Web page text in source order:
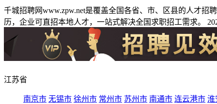
千城招聘网www.zpw.net是覆盖全国各省、市、区县的人才
历，企业可直招本地人才，一站式解决全国求职招工需求。
江苏省
南京市 无锡市 徐州市 常州市 苏州市 南通市 连云港市 淮